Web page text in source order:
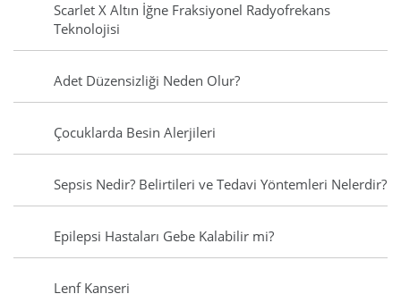
Scarlet X Altın İğne Fraksiyonel Radyofrekans
Teknolojisi
Adet Düzensizliği Neden Olur?
Çocuklarda Besin Alerjileri
Sepsis Nedir? Belirtileri ve Tedavi Yöntemleri Nelerdir?
Epilepsi Hastaları Gebe Kalabilir mi?
Lenf Kanseri